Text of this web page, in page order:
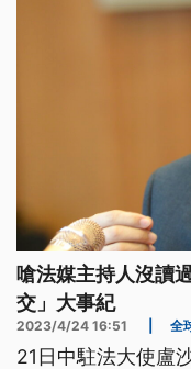
嗆法媒主持人沒讀
交」大事紀
2023/4/24 16:51 全
21日中駐法大使盧